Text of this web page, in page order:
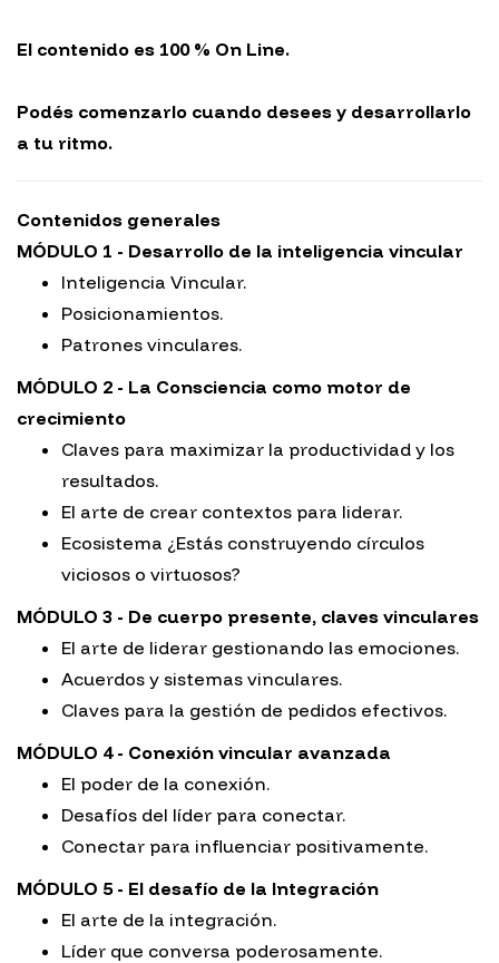
El contenido es 100 % On Line.
Podés comenzarlo cuando desees y desarrollarlo
a tu ritmo.
Contenidos generales
MÓDULO 1 - Desarrollo de la inteligencia vincular
Inteligencia Vincular.
Posicionamientos.
Patrones vinculares.
MÓDULO 2 - La Consciencia como motor de
crecimiento
Claves para maximizar la productividad y los
resultados.
El arte de crear contextos para liderar.
Ecosistema ¿Estás construyendo círculos
viciosos o virtuosos?
MÓDULO 3 - De cuerpo presente, claves vinculares
El arte de liderar gestionando las emociones.
Acuerdos y sistemas vinculares.
Claves para la gestión de pedidos efectivos.
MÓDULO 4 - Conexión vincular avanzada
El poder de la conexión.
Desafíos del líder para conectar.
Conectar para influenciar positivamente.
MÓDULO 5 - El desafío de la Integración
El arte de la integración.
Líder que conversa poderosamente.